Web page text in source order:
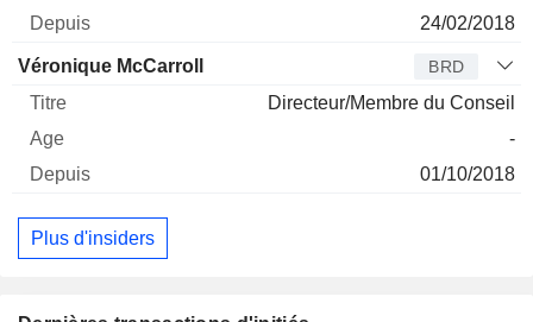
24/02/2018
Véronique McCarroll BRD
Directeur/Membre du Conseil
-
01/10/2018
Plus d'insiders